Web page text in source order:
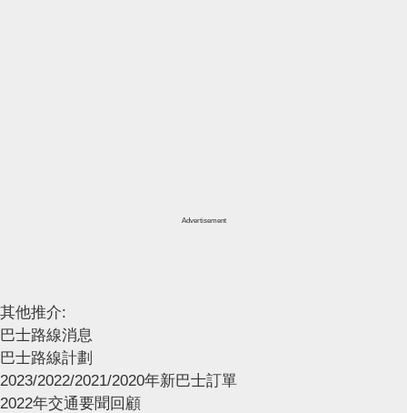
Advertisement
其他推介:
巴士路線消息
巴士路線計劃
2023/2022/2021/2020年新巴士訂單
2022年交通要聞回顧